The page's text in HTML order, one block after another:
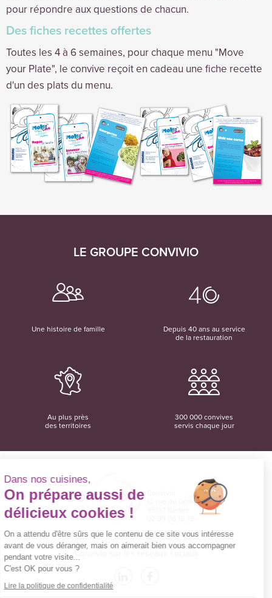
pour répondre aux questions de chacun.
Des fiches recettes offertes
Toutes les 4 à 6 semaines, pour chaque menu "Move
your Plate", le convive reçoit en cadeau une fiche recette
d'un des plats du menu.
LE GROUPE CONVIVIO
Une histoire de famille
Depuis 40 ans au service
de la restauration
Au plus près
des territoires
300 000 convives
servis chaque jour
12 rue du Domaine
Convivio sur les réseaux sociaux
Dans nos cuisines,
On prépare aussi de
délicieux cookies !
On a attendu d'être sûrs que le contenu de ce site vous intéresse
avant de vous déranger, mais on aimerait bien vous accompagner
pendant votre visite...
C'est OK pour vous ?
Lire la politique de confidentialité